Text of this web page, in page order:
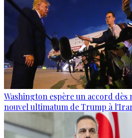
Washington espère un accord
nouvel ultimatum de Trump à